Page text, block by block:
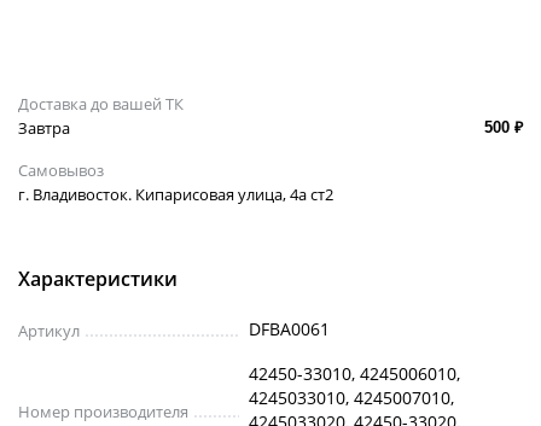
Доставка до вашей ТК
Завтра
500 ₽
Самовывоз
г. Владивосток. Кипарисовая улица, 4а ст2
Характеристики
Артикул DFBA0061
Номер производителя
42450-33010, 4245006010,
4245033010, 4245007010,